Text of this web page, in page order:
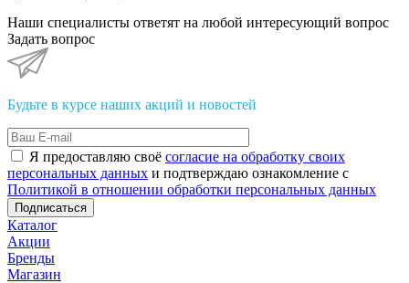
Наши специалисты ответят на любой интересующий вопрос
Задать вопрос
Будьте в курсе наших акций и новостей
Я предоставляю своё согласие на обработку своих
персональных данных и подтверждаю ознакомление с
Политикой в отношении обработки персональных данных
Подписаться
Каталог
Акции
Бренды
Магазин